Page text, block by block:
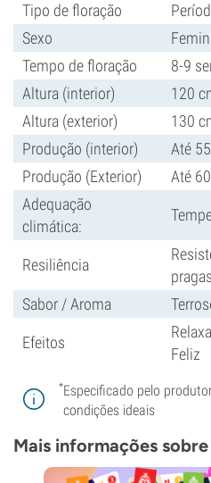
Tipo de floração
Sexo
Tempo de floração
8-9
Altura (interior)
120
Altura (exterior)
130
Produção (interior)
Até
Produção (Exterior)
Até
Adequação
climática:
Resiliência
pragas
Sabor / Aroma
Efeitos
Feliz
*Especificado pelo
condições ideais
Mais informações